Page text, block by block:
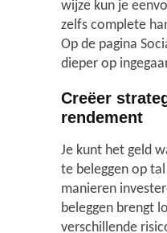
wijze kun je
zelfs complete
Op de pagina
dieper op
Creëer
rendement
Je kunt het geld
te beleggen op
manieren
beleggen brengt
verschillende